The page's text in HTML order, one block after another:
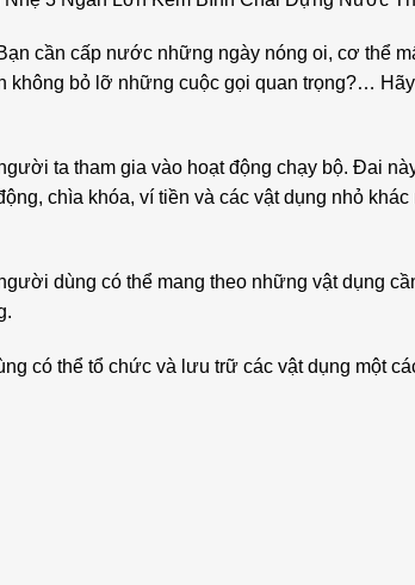
cần cấp nước những ngày nóng oi, cơ thể
bỏ lỡ những cuộc gọi quan trọng?…
ta tham gia vào hoạt động chạy bộ. Đai
chìa khóa, ví tiền và các vật dụng nhỏ
dùng có thể mang theo những vật dụng
có thể tổ chức và lưu trữ các vật dụng một